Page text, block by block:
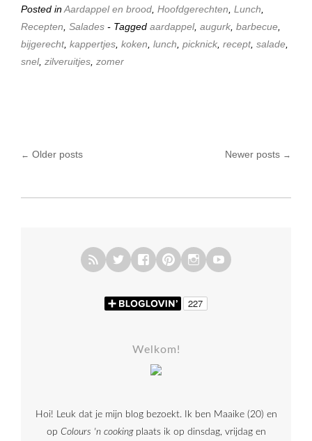
Posted inAardappel en brood, Hoofdgerechten, Lunch,
Recepten, Salades - Tagged aardappel, augurk, barbecue,
bijgerecht, kappertjes, koken, lunch, picknick, recept, salade,
snel, zilveruitjes, zomer
← Older posts Newer posts →
Welkom!
Hoi! Leuk dat je mijn blog bezoekt. Ik ben Maaike (20) en
op Colours 'n cookingplaats ik op dinsdag, vrijdag en